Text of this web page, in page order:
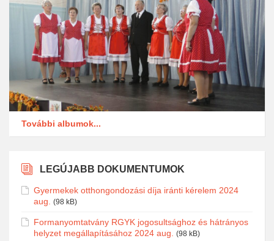
További albumok...
LEGÚJABB DOKUMENTUMOK
Gyermekek otthongondozási díja iránti kérelem 2024
aug.
(98 kB)
Formanyomtatvány RGYK jogosultsághoz és hátrányos
helyzet megállapításához 2024 aug.
(98 kB)